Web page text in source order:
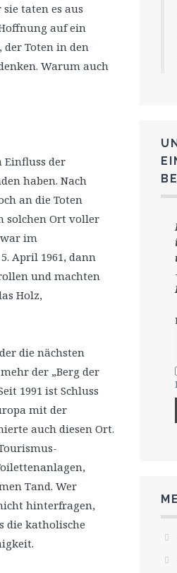
taten es aus
auf ein
Toten in den
Warum auch
Einfluss der
haben. Nach
an die Toten
solchen Ort voller
im
April 1961, dann
und machten
Holz,
die nächsten
der „Berg der
1991 ist Schluss
mit der
auch diesen Ort.
Tand. Wer
hinterfragen,
die katholische